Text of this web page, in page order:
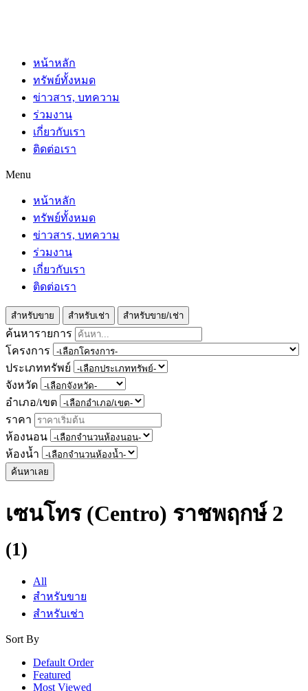
หน้าหลัก
ทรัพย์ทั้งหมด
ข่าวสาร, บทความ
ร่วมงาน
เกี่ยวกับเรา
ติดต่อเรา
Menu
หน้าหลัก
ทรัพย์ทั้งหมด
ข่าวสาร, บทความ
ร่วมงาน
เกี่ยวกับเรา
ติดต่อเรา
สำหรับขาย สำหรับเช่า สำหรับขาย/เช่า
ค้นหารายการ
โครงการ
ประเภททรัพย์
จังหวัด
อำเภอ/เขต
ราคา
ห้องนอน
ห้องน้ำ
ค้นหาเลย
เซนโทร (Centro) ราชพฤกษ์ 2
(1)
All
สำหรับขาย
สำหรับเช่า
Sort By
Default Order
Featured
Most Viewed